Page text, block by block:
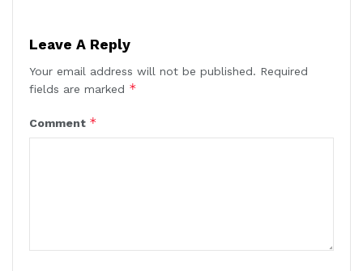
Leave A Reply
Your email address will not be published. Required
fields are marked *
Comment *